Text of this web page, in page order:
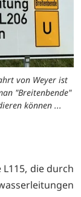
von Weyer ist
"Breitenbende"
können ...
die durch